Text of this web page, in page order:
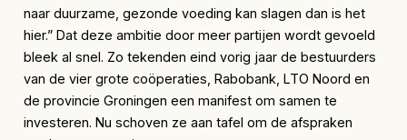
naar duurzame, gezonde voeding kan slagen dan is het
hier.” Dat deze ambitie door meer partijen wordt gevoeld
bleek al snel. Zo tekenden eind vorig jaar de bestuurders
van de vier grote coöperaties, Rabobank, LTO Noord en
de provincie Groningen een manifest om samen te
investeren. Nu schoven ze aan tafel om de afspraken